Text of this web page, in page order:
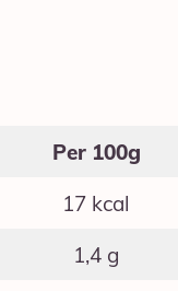
Per 100g
17 kcal
1,4 g